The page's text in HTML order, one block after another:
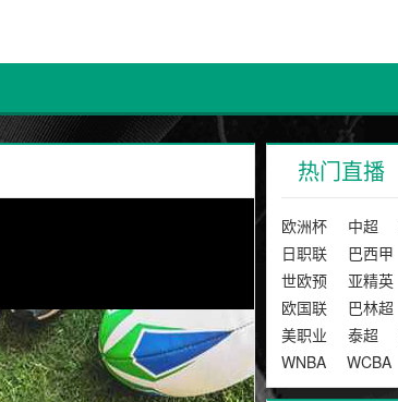
热门直播
欧洲杯 中超
日职联
巴西甲
世欧预
亚精英
欧国联
巴林超
美职业
泰超
WNBA
WCBA